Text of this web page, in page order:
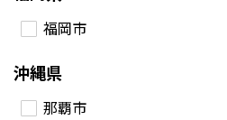
福岡市
沖縄県
那覇市